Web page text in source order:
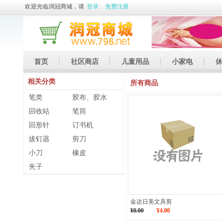
欢迎光临润冠商城，请 登录 免费注册
首页 社区商店 儿童用品 小家电
休闲娱乐 土特产
相关分类
笔类
胶布、胶水
回收站
笔筒
回形针
订书机
拔钉器
剪刀
小刀
橡皮
夹子
所有商品
金达日美文具剪
¥0.00
¥4.00